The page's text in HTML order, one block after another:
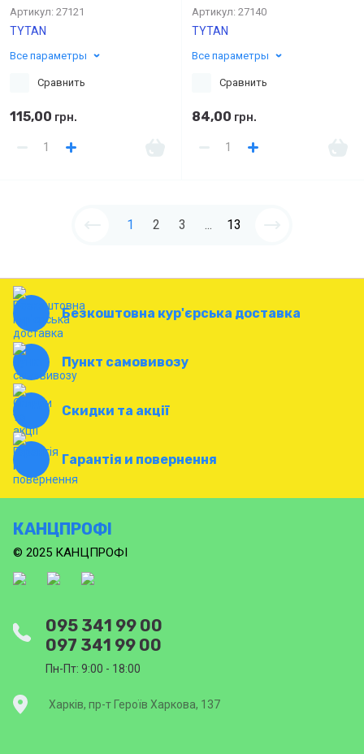
Артикул: 27121
TYTAN
Все параметры
Сравнить
115,00 грн.
Артикул: 27140
TYTAN
Все параметры
Сравнить
84,00 грн.
1 2 3 ... 13
Безкоштовна кур'єрська доставка
Пункт самовивозу
Скидки та акції
Гарантія и повернення
КАНЦПРОФІ
© 2025 КАНЦПРОФІ
095 341 99 00
097 341 99 00
Пн-Пт: 9:00 - 18:00
Харків, пр-т Героїв Харкова, 137